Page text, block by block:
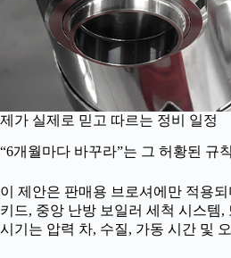
제가 실제로 믿고 따르는 정비 일정
“6개월마다 바꾸라”는 그 허황된 규
이 제안은 판매용 브로셔에만 적용
키드, 중앙 난방 보일러 세척 시스템
시기는 압력 차, 수질, 가동 시간 및